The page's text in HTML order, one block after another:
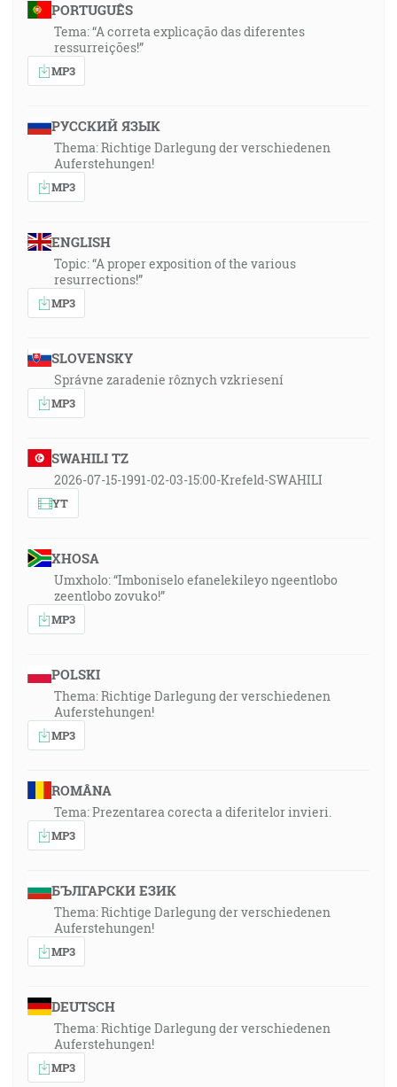
PORTUGUÊS
Tema: “A correta explicação das diferentes
ressurreições!”
MP3
РУССКИЙ ЯЗЫК
Thema: Richtige Darlegung der verschiedenen
Auferstehungen!
MP3
ENGLISH
Topic: “A proper exposition of the various
resurrections!”
MP3
SLOVENSKY
Správne zaradenie rôznych vzkriesení
MP3
SWAHILI TZ
2026-07-15-1991-02-03-15:00-Krefeld-SWAHILI
YT
XHOSA
Umxholo: “Imboniselo efanelekileyo ngeentlobo
zeentlobo zovuko!”
MP3
POLSKI
Thema: Richtige Darlegung der verschiedenen
Auferstehungen!
MP3
ROMÂNA
Tema: Prezentarea corecta a diferitelor invieri.
MP3
БЪЛГАРСКИ ЕЗИК
Thema: Richtige Darlegung der verschiedenen
Auferstehungen!
MP3
DEUTSCH
Thema: Richtige Darlegung der verschiedenen
Auferstehungen!
MP3